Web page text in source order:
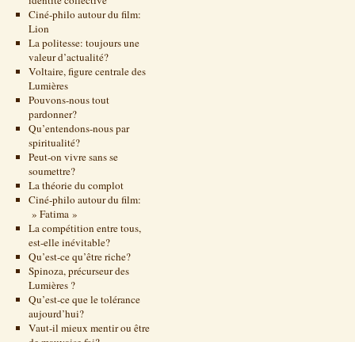
Ciné-philo autour du film:
Lion
La politesse: toujours une
valeur d’actualité?
Voltaire, figure centrale des
Lumières
Pouvons-nous tout
pardonner?
Qu’entendons-nous par
spiritualité?
Peut-on vivre sans se
soumettre?
La théorie du complot
Ciné-philo autour du film:
» Fatima »
La compétition entre tous,
est-elle inévitable?
Qu’est-ce qu’être riche?
Spinoza, précurseur des
Lumières ?
Qu’est-ce que le tolérance
aujourd’hui?
Vaut-il mieux mentir ou être